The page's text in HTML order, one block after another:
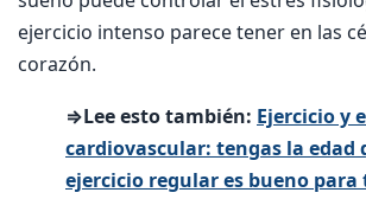
ejercicio intenso parece tener en las
corazón.
⇒Lee esto también: Ejercicio y
cardiovascular: tengas la edad
ejercicio regular es bueno para